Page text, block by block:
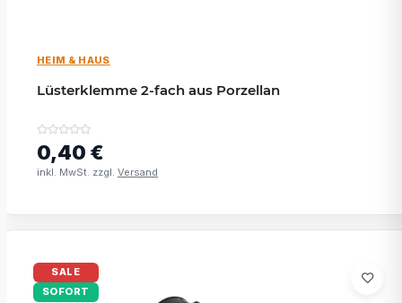
HEIM & HAUS
Lüsterklemme 2-fach aus Porzellan
0,40 €
inkl. MwSt. zzgl. Versand
SALE
SOFORT